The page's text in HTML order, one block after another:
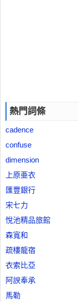
熱門詞條
cadence
confuse
dimension
上原亜衣
匯豐銀行
宋七力
悅池精品旅館
森寬和
疏樓龍宿
衣索比亞
阿諛奉承
馬勒